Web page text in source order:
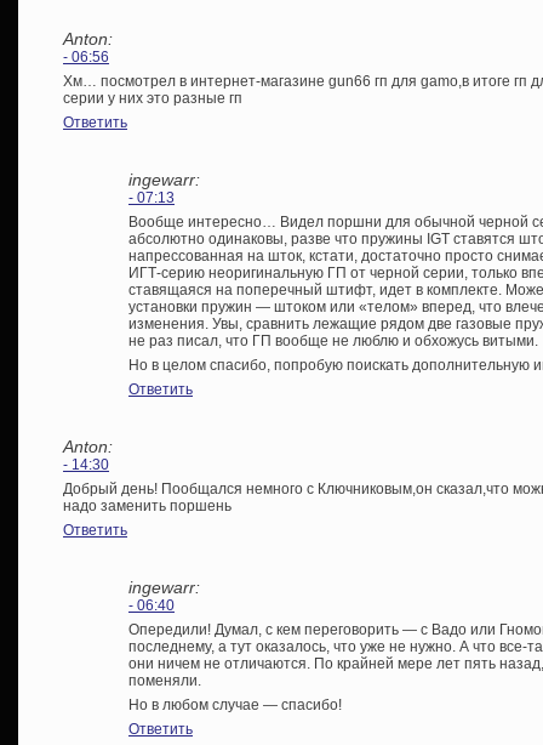
Anton:
- 06:56
Хм… посмотрел в интернет-магазине gun66 гп для gamo,в итоге гп
серии у них это разные гп
Ответить
ingewarr:
- 07:13
Вообще интересно… Видел поршни для обычной черной
абсолютно одинаковы, разве что пружины IGT ставятся
напрессованная на шток, кстати, достаточно просто
ИГТ-серию неоригинальную ГП от черной серии, только
ставящаяся на поперечный штифт, идет в комплекте.
установки пружин — штоком или «телом» вперед, что
изменения. Увы, сравнить лежащие рядом две газовые
не раз писал, что ГП вообще не люблю и обхожусь витыми.
Но в целом спасибо, попробую поискать дополнительную
Ответить
Anton:
- 14:30
Добрый день! Пообщался немного с Ключниковым,он сказал,что
надо заменить поршень
Ответить
ingewarr:
- 06:40
Опередили! Думал, с кем переговорить — с Вадо или
последнему, а тут оказалось, что уже не нужно. А что все-
они ничем не отличаются. По крайней мере лет пять
поменяли.
Но в любом случае — спасибо!
Ответить